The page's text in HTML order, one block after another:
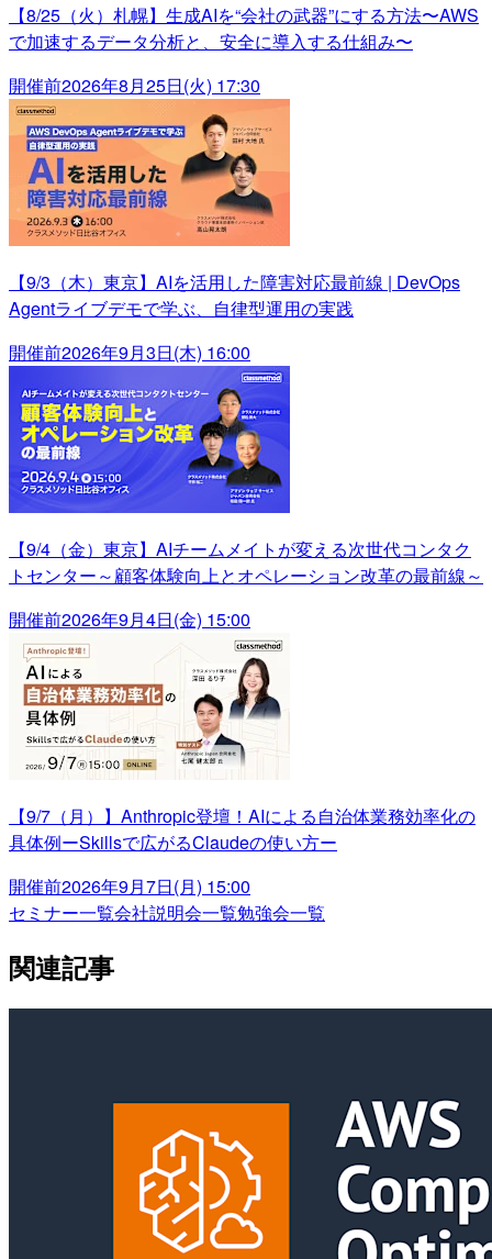
【8/25（火）札幌】生成AIを“会社の武器”にする方法〜AWS
で加速するデータ分析と、安全に導入する仕組み〜
開催前2026年8月25日(火) 17:30
【9/3（木）東京】AIを活用した障害対応最前線 | DevOps
Agentライブデモで学ぶ、自律型運用の実践
開催前2026年9月3日(木) 16:00
【9/4（金）東京】AIチームメイトが変える次世代コンタク
トセンター～顧客体験向上とオペレーション改革の最前線～
開催前2026年9月4日(金) 15:00
【9/7（月）】Anthropic登壇！AIによる自治体業務効率化の
具体例ーSkillsで広がるClaudeの使い方ー
開催前2026年9月7日(月) 15:00
セミナー一覧会社説明会一覧勉強会一覧
関連記事